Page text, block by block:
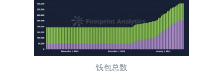
钱包总数